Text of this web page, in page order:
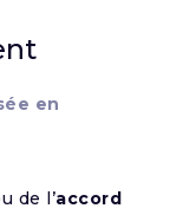
en
de l’accord